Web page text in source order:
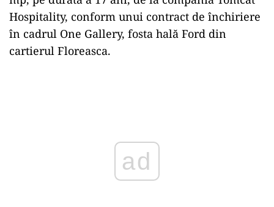
Hospitality, conform unui contract de închiriere
în cadrul One Gallery, fosta hală Ford din
cartierul Floreasca.